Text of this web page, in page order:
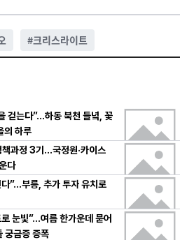
#크리스라이트
걷는다”…하동 북천 들녘, 꽃
의 하루
책과정 3기…국정원·카이스
다
”…부릉, 추가 투자 유치로
눈빛”…여름 한가운데 묻어
궁금증 증폭